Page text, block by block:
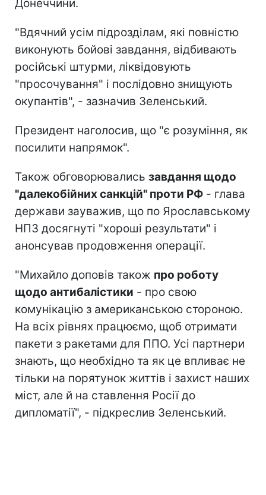
Донеччини.
"Вдячний усім підрозділам, які повністю
виконують бойові завдання, відбивають
російські штурми, ліквідовують
"просочування" і послідовно знищують
окупантів", - зазначив Зеленський.
Президент наголосив, що "є розуміння, як
посилити напрямок".
Також обговорювались завдання щодо
"далекобійних санкцій" проти РФ - глава
держави зауважив, що по Ярославському
НПЗ досягнуті "хороші результати" і
анонсував продовження операції.
"Михайло доповів також про роботу
щодо антибалістики - про свою
комунікацію з американською стороною.
На всіх рівнях працюємо, щоб отримати
пакети з ракетами для ППО. Усі партнери
знають, що необхідно та як це впливає не
тільки на порятунок життів і захист наших
міст, але й на ставлення Росії до
дипломатії", - підкреслив Зеленський.